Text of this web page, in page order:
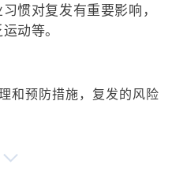
惯对复发有重要影响，
动等。
和预防措施，复发的风险